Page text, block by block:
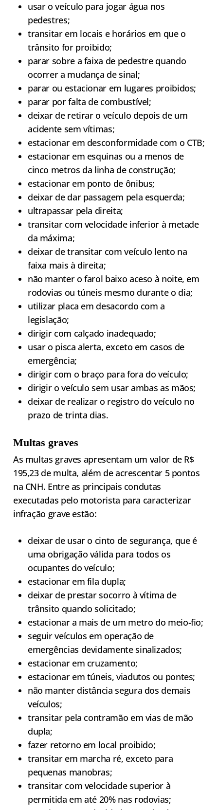
usar o veículo para jogar água nos
pedestres;
transitar em locais e horários em que o
trânsito for proibido;
parar sobre a faixa de pedestre quando
ocorrer a mudança de sinal;
parar ou estacionar em lugares proibidos;
parar por falta de combustível;
deixar de retirar o veículo depois de um
acidente sem vítimas;
estacionar em desconformidade com o CTB;
estacionar em esquinas ou a menos de
cinco metros da linha de construção;
estacionar em ponto de ônibus;
deixar de dar passagem pela esquerda;
ultrapassar pela direita;
transitar com velocidade inferior à metade
da máxima;
deixar de transitar com veículo lento na
faixa mais à direita;
não manter o farol baixo aceso à noite, em
rodovias ou túneis mesmo durante o dia;
utilizar placa em desacordo com a
legislação;
dirigir com calçado inadequado;
usar o pisca alerta, exceto em casos de
emergência;
dirigir com o braço para fora do veículo;
dirigir o veículo sem usar ambas as mãos;
deixar de realizar o registro do veículo no
prazo de trinta dias.
Multas graves
As multas graves apresentam um valor de R$
195,23 de multa, além de acrescentar 5 pontos
na CNH. Entre as principais condutas
executadas pelo motorista para caracterizar
infração grave estão:
deixar de usar o cinto de segurança, que é
uma obrigação válida para todos os
ocupantes do veículo;
estacionar em fila dupla;
deixar de prestar socorro à vítima de
trânsito quando solicitado;
estacionar a mais de um metro do meio-fio;
seguir veículos em operação de
emergências devidamente sinalizados;
estacionar em cruzamento;
estacionar em túneis, viadutos ou pontes;
não manter distância segura dos demais
veículos;
transitar pela contramão em vias de mão
dupla;
fazer retorno em local proibido;
transitar em marcha ré, exceto para
pequenas manobras;
transitar com velocidade superior à
permitida em até 20% nas rodovias;